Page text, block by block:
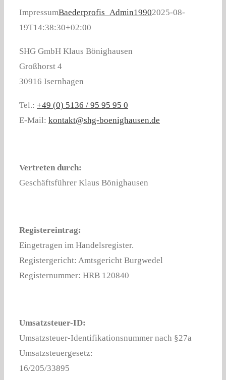
ImpressumBaederprofis_Admin19902025-08-
19T14:38:30+02:00
SHG GmbH Klaus Bönighausen
Großhorst 4
30916 Isernhagen
Tel.: +49 (0) 5136 / 95 95 95 0
E-Mail: kontakt@shg-boenighausen.de
Vertreten durch:
Geschäftsführer Klaus Bönighausen
Registereintrag:
Eingetragen im Handelsregister.
Registergericht: Amtsgericht Burgwedel
Registernummer: HRB 120840
Umsatzsteuer-ID:
Umsatzsteuer-Identifikationsnummer nach §27a
Umsatzsteuergesetz:
16/205/33895